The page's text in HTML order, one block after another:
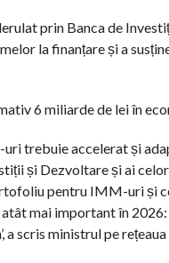
prin Banca de
la finanțare și a
6 miliarde de lei în
trebuie accelerat și
și Dezvoltare și ai
pentru IMM-uri și
mai important în
a scris ministrul pe